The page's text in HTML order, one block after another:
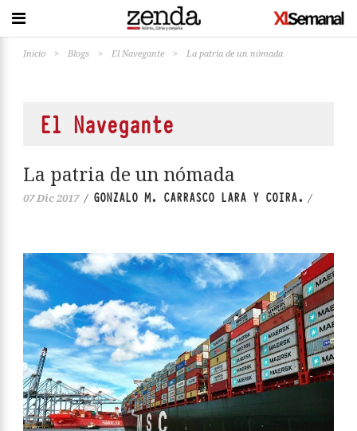
Inicio > Blogs > El Navegante > La patria de un nómada
El Navegante
La patria de un nómada
07 Dic 2017 / GONZALO M. CARRASCO LARA Y COIRA. /